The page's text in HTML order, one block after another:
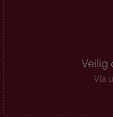
Veilig
Via